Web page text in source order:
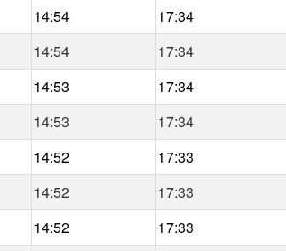
14:54 17:34
14:54 17:34
14:53 17:34
14:53 17:34
14:52 17:33
14:52 17:33
14:52 17:33